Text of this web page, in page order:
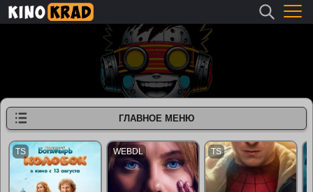
ГЛАВНОЕ МЕНЮ